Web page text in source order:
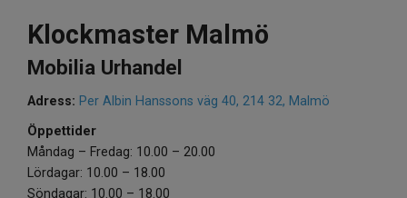
Klockmaster Malmö
Mobilia Urhandel
Adress: Per Albin Hanssons väg 40, 214 32, Malmö
Öppettider
Måndag – Fredag: 10.00 – 20.00
Lördagar: 10.00 – 18.00
Söndagar: 10.00 – 18.00